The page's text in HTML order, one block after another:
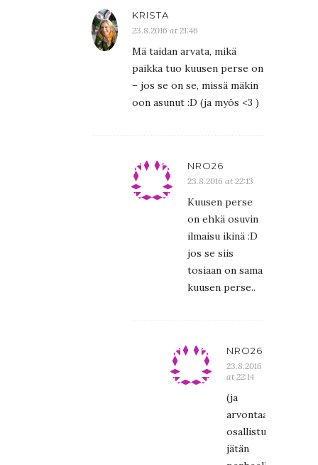
KRISTA
23.8.2016 at 21:46
Mä taidan arvata, mikä
paikka tuo kuusen perse on
– jos se on se, missä mäkin
oon asunut :D (ja myös <3 )
NRO26
23.8.2016 at 22:13
Kuusen perse
on ehkä osuvin
ilmaisu ikinä :D
jos se siis
tosiaan on sama
kuusen perse..
NRO26
23.8.2016
at 22:14
(ja
arvontaan
osallistumisen
jätän